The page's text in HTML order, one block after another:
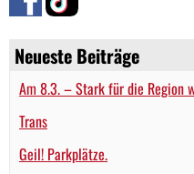
Neueste Beiträge
Am 8.3. – Stark für die Region
Trans
Geil! Parkplätze.